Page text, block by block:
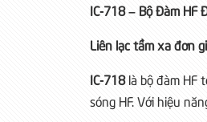
IC-718 – Bộ Đàm HF
Liên lạc tầm xa đơn
IC-718là bộ đàm HF
sóng HF. Với hiệu